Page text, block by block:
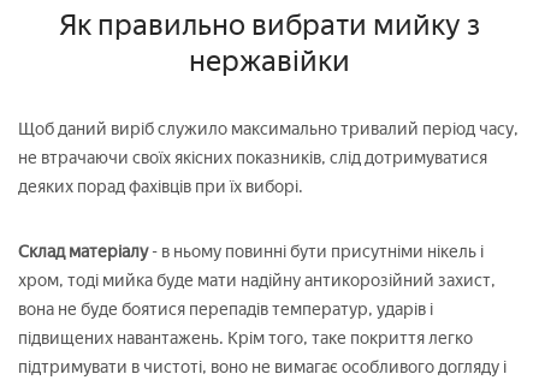
Як правильно вибрати мийку з
нержавійки
Щоб даний виріб служило максимально тривалий період часу,
не втрачаючи своїх якісних показників, слід дотримуватися
деяких порад фахівців при їх виборі.
Склад матеріалу- в ньому повинні бути присутніми нікель і
хром, тоді мийка буде мати надійну антикорозійний захист,
вона не буде боятися перепадів температур, ударів і
підвищених навантажень. Крім того, таке покриття легко
підтримувати в чистоті, воно не вимагає особливого догляду і